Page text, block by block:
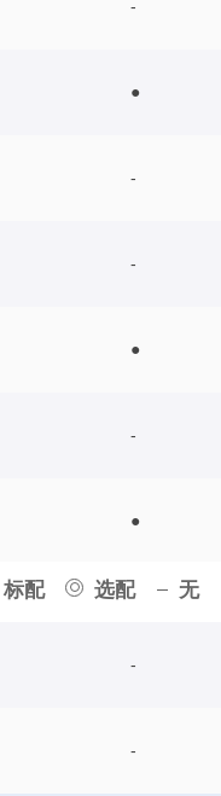
标配 选配 无
-
●
-
-
●
-
●
-
-